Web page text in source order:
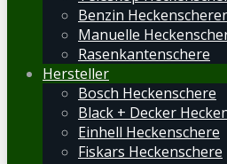
Benzin
Manuelle
Rasenkantenschere
Hersteller
Bosch Heckenschere
Black + Decker
Einhell Heckenschere
Fiskars Heckenschere